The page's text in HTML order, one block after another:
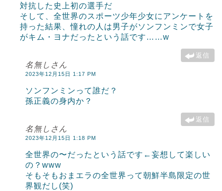
対抗した史上初の選手だ
そして、全世界のスポーツ少年少女にアンケートを
持った結果、憧れの人は男子がソンフンミンで女子
がキム・ヨナだったという話です……w
返信
名無しさん
2023年12月15日 1:17 PM
ソンフンミンって誰だ？
孫正義の身内か？
返信
名無しさん
2023年12月15日 1:18 PM
全世界の〜だったという話です←妄想して楽しい
の？www
そもそもおまエラの全世界って朝鮮半島限定の世
界観だし(笑)